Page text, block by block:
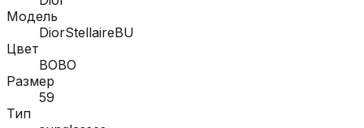
Модель
DiorStellaireBU
Цвет
BOBO
Размер
59
Тип